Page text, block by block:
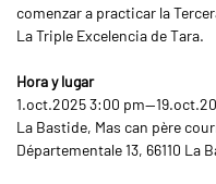
comenzar a practicar la
La Triple Excelencia de Tara.
Hora y lugar
1.oct.2025 3:00
La Bastide, Mas can père
Départementale 13, 66110 La